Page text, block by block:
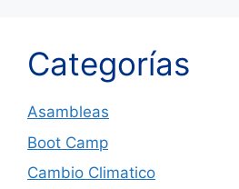
Categorías
Asambleas
Boot Camp
Cambio Climatico